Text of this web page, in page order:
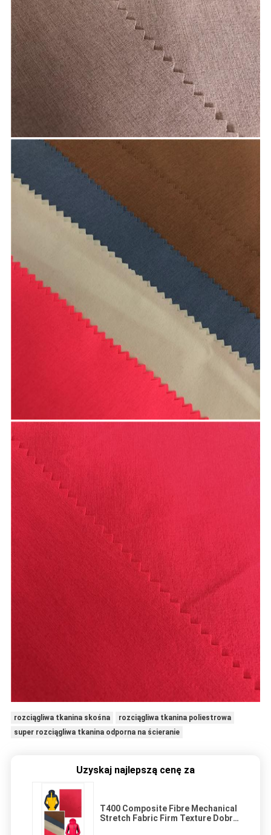
rozciągliwa tkanina skośna
rozciągliwa tkanina poliestrowa
super rozciągliwa tkanina odporna na ścieranie
Uzyskaj najlepszą cenę za
T400 Composite Fibre Mechanical
Stretch Fabric Firm Texture Dobra